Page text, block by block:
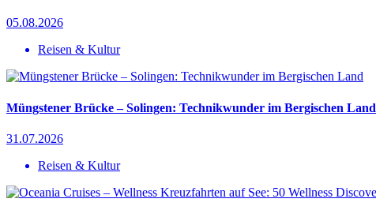
05.08.2026
Reisen & Kultur
Müngstener Brücke – Solingen: Technikwunder im Bergischen Land
31.07.2026
Reisen & Kultur